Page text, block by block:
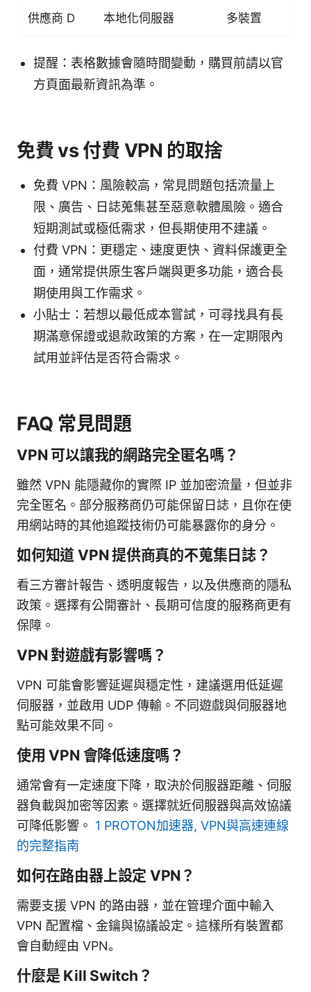
供應商 D 本地化伺服器 多裝置
提醒：表格數據會隨時間變動，購買前請以官
方頁面最新資訊為準。
免費 vs 付費 VPN 的取捨
免費 VPN：風險較高，常見問題包括流量上
限、廣告、日誌蒐集甚至惡意軟體風險。適合
短期測試或極低需求，但長期使用不建議。
付費 VPN：更穩定、速度更快、資料保護更全
面，通常提供原生客戶端與更多功能，適合長
期使用與工作需求。
小貼士：若想以最低成本嘗試，可尋找具有長
期滿意保證或退款政策的方案，在一定期限內
試用並評估是否符合需求。
FAQ 常見問題
VPN 可以讓我的網路完全匿名嗎？
雖然 VPN 能隱藏你的實際 IP 並加密流量，但並非
完全匿名。部分服務商仍可能保留日誌，且你在使
用網站時的其他追蹤技術仍可能暴露你的身分。
如何知道 VPN 提供商真的不蒐集日誌？
看三方審計報告、透明度報告，以及供應商的隱私
政策。選擇有公開審計、長期可信度的服務商更有
保障。
VPN 對遊戲有影響嗎？
VPN 可能會影響延遲與穩定性，建議選用低延遲
伺服器，並啟用 UDP 傳輸。不同遊戲與伺服器地
點可能效果不同。
使用 VPN 會降低速度嗎？
通常會有一定速度下降，取決於伺服器距離、伺服
器負載與加密等因素。選擇就近伺服器與高效協議
可降低影響。 1 PROTON加速器, VPN與高速連線
的完整指南
如何在路由器上設定 VPN？
需要支援 VPN 的路由器，並在管理介面中輸入
VPN 配置檔、金鑰與協議設定。這樣所有裝置都
會自動經由 VPN。
什麼是 Kill Switch？